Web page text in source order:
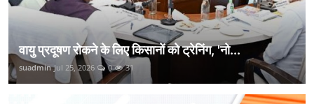
वायु प्रदूषण रोकने के लिए किसानों को ट्रेनिंग, 'नो...
suadmin Jul 25, 2026 0 31